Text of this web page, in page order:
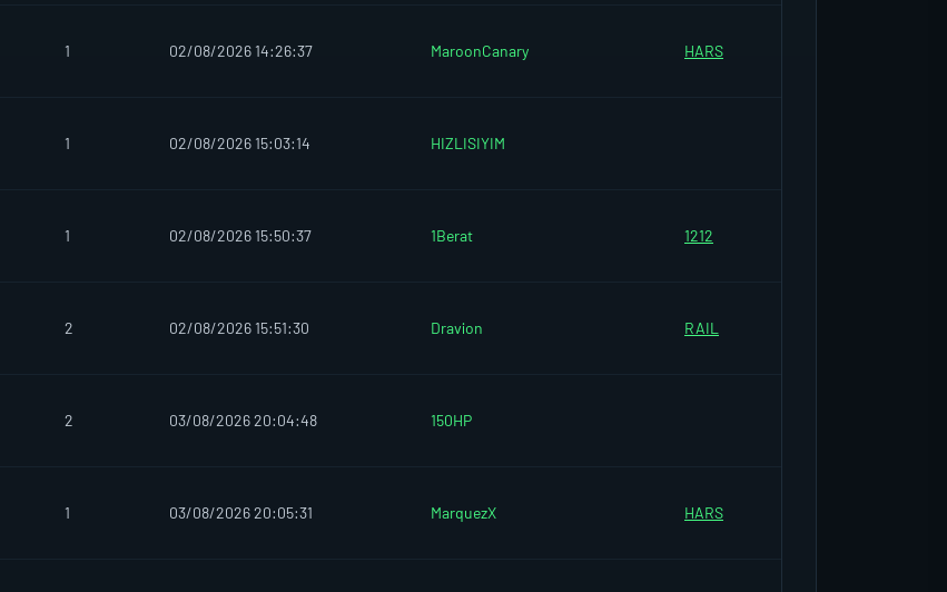
1 02/08/2026 14:26:37 MaroonCanary HARS
1 02/08/2026 15:03:14 HIZLISIYIM
1 02/08/2026 15:50:37 1Berat 1212
2 02/08/2026 15:51:30 Dravion RAIL
2 03/08/2026 20:04:48 150HP
1 03/08/2026 20:05:31 MarquezX HARS